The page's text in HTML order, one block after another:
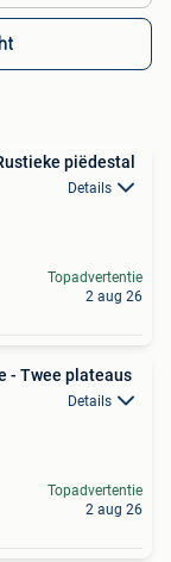
piëdestal
Details
Topadvertentie
2 aug 26
- Twee plateaus
Details
Topadvertentie
2 aug 26